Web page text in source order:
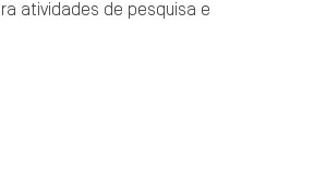
atividades de pesquisa e